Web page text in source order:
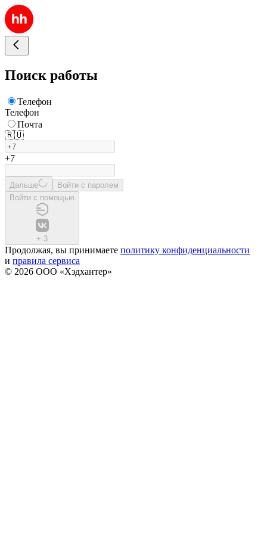
Поиск работы
Телефон
Телефон
Почта
🇷🇺
+7
Дальше
Войти с паролем
Войти с помощью
+ 3
Продолжая, вы принимаете политику конфиденциальности
и правила сервиса
© 2026 ООО «Хэдхантер»